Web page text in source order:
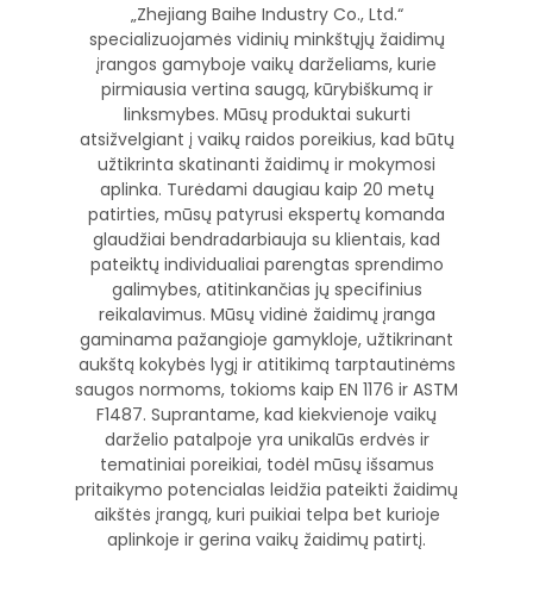
„Zhejiang Baihe Industry Co., Ltd.“
specializuojamės vidinių minkštųjų žaidimų
įrangos gamyboje vaikų darželiams, kurie
pirmiausia vertina saugą, kūrybiškumą ir
linksmybes. Mūsų produktai sukurti
atsižvelgiant į vaikų raidos poreikius, kad būtų
užtikrinta skatinanti žaidimų ir mokymosi
aplinka. Turėdami daugiau kaip 20 metų
patirties, mūsų patyrusi ekspertų komanda
glaudžiai bendradarbiauja su klientais, kad
pateiktų individualiai parengtas sprendimo
galimybes, atitinkančias jų specifinius
reikalavimus. Mūsų vidinė žaidimų įranga
gaminama pažangioje gamykloje, užtikrinant
aukštą kokybės lygį ir atitikimą tarptautinėms
saugos normoms, tokioms kaip EN 1176 ir ASTM
F1487. Suprantame, kad kiekvienoje vaikų
darželio patalpoje yra unikalūs erdvės ir
tematiniai poreikiai, todėl mūsų išsamus
pritaikymo potencialas leidžia pateikti žaidimų
aikštės įrangą, kuri puikiai telpa bet kurioje
aplinkoje ir gerina vaikų žaidimų patirtį.